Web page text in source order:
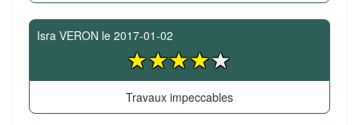
Isra VERON le 2017-01-02
Travaux impeccables